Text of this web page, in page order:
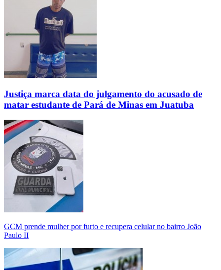
Justiça marca data do julgamento do acusado de
matar estudante de Pará de Minas em Juatuba
GCM prende mulher por furto e recupera celular no bairro João
Paulo II